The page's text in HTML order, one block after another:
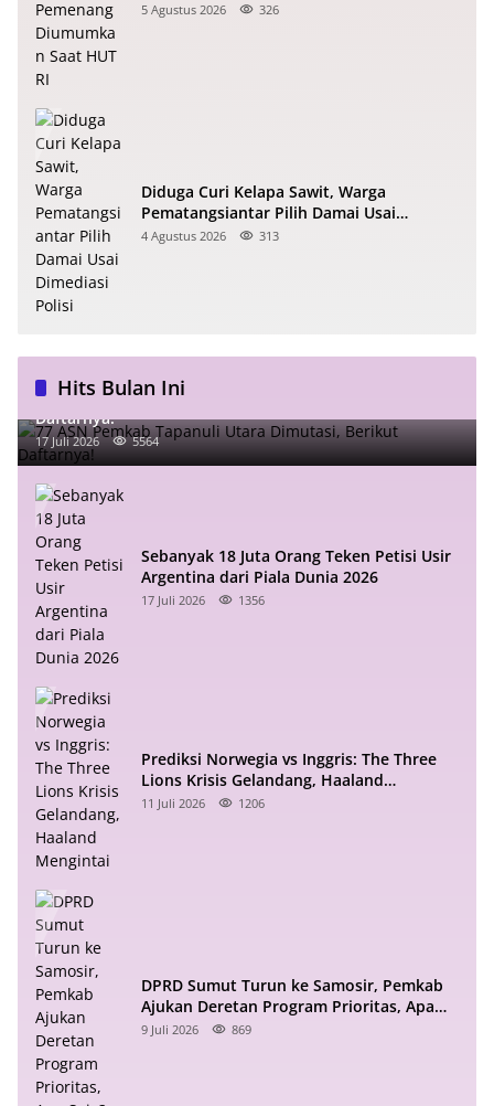
5 Agustus 2026 326
Diduga Curi Kelapa Sawit, Warga
Pematangsiantar Pilih Damai Usai
Dimediasi Polisi
4 Agustus 2026 313
Hits Bulan Ini
77 ASN Pemkab Tapanuli Utara Dimutasi, Berikut
Daftarnya!
17 Juli 2026 5564
Sebanyak 18 Juta Orang Teken Petisi Usir
Argentina dari Piala Dunia 2026
17 Juli 2026 1356
Prediksi Norwegia vs Inggris: The Three
Lions Krisis Gelandang, Haaland
Mengintai
11 Juli 2026 1206
DPRD Sumut Turun ke Samosir, Pemkab
Ajukan Deretan Program Prioritas, Apa
Saja?
9 Juli 2026 869